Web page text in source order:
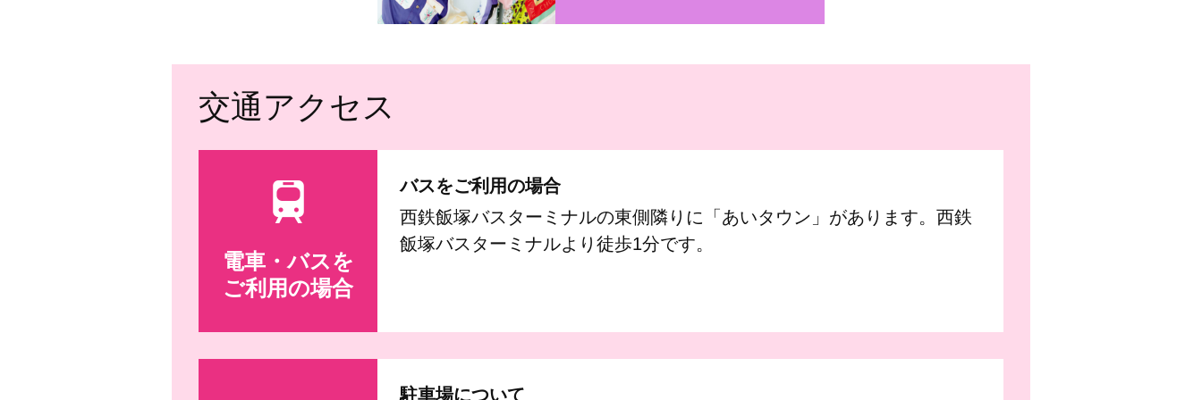
交通アクセス
電車・バスを
ご利用の場合
バスをご利用の場合
西鉄飯塚バスターミナルの東側隣りに「あいタウン」があります。西鉄
飯塚バスターミナルより徒歩1分です。
駐車場について